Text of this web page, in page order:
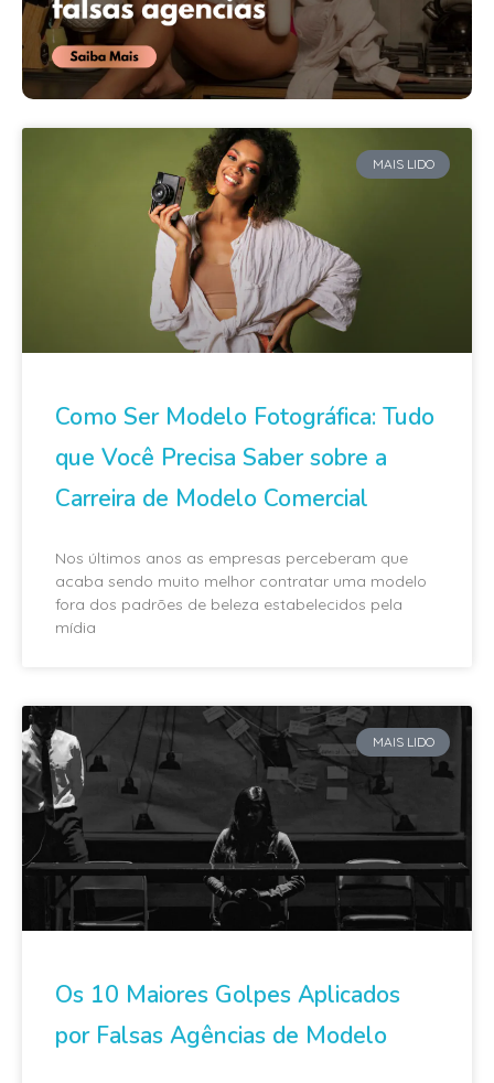
MAIS LIDO
Como Ser Modelo Fotográfica: Tudo
que Você Precisa Saber sobre a
Carreira de Modelo Comercial
Nos últimos anos as empresas perceberam que
acaba sendo muito melhor contratar uma modelo
fora dos padrões de beleza estabelecidos pela
mídia
MAIS LIDO
Os 10 Maiores Golpes Aplicados
por Falsas Agências de Modelo